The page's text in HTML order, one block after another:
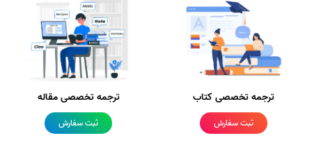
ترجمه تخصصی کتاب
ثبت سفارش
ترجمه تخصصی مقاله
ثبت سفارش